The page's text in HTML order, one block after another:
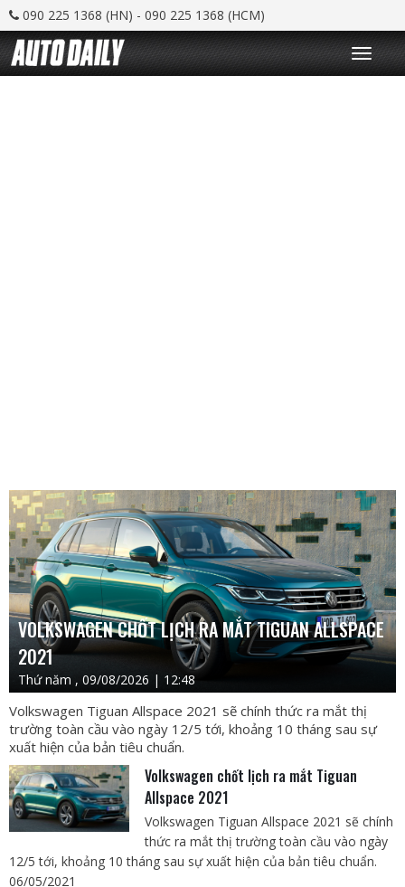
090 225 1368 (HN) - 090 225 1368 (HCM)
T
o
g
VOLKSWAGEN CHỐT LỊCH RA MẮT TIGUAN ALLSPACE
2021
Thứ năm , 09/08/2026 | 12:48
Volkswagen Tiguan Allspace 2021 sẽ chính thức ra mắt thị
trường toàn cầu vào ngày 12/5 tới, khoảng 10 tháng sau sự
xuất hiện của bản tiêu chuẩn.
Volkswagen chốt lịch ra mắt Tiguan
Allspace 2021
Volkswagen Tiguan Allspace 2021 sẽ chính
thức ra mắt thị trường toàn cầu vào ngày
12/5 tới, khoảng 10 tháng sau sự xuất hiện của bản tiêu chuẩn.
06/05/2021